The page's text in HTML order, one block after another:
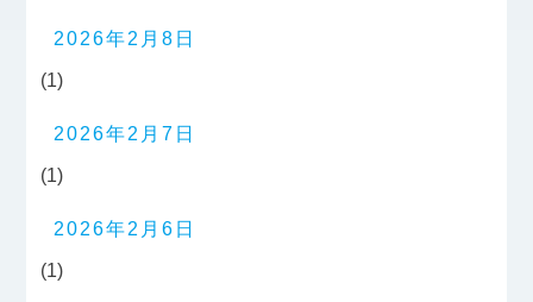
2026年2月8日
(1)
2026年2月7日
(1)
2026年2月6日
(1)